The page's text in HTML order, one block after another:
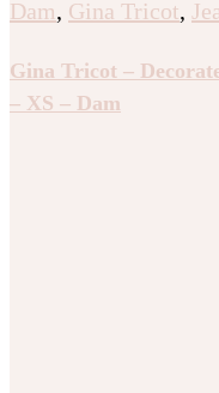
Dam, Gina Tricot,
Gina Tricot –
– XS – Dam